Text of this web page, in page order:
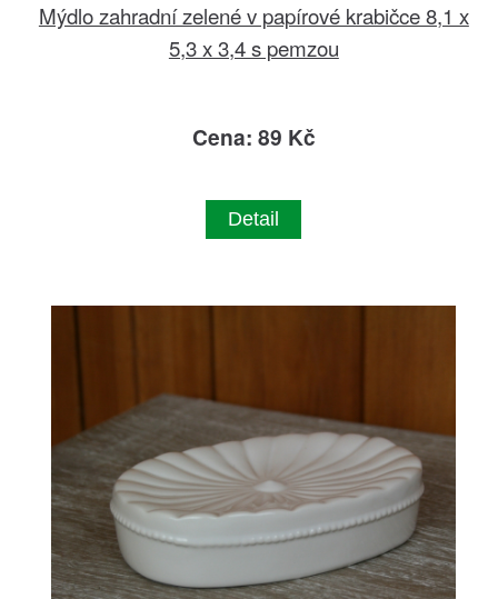
Mýdlo zahradní zelené v papírové krabičce 8,1 x
5,3 x 3,4 s pemzou
Cena: 89 Kč
Detail